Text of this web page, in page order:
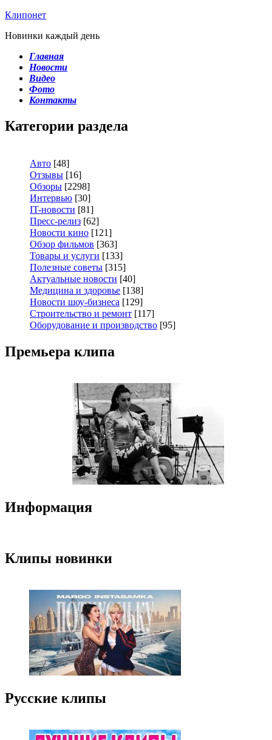
Клипонет
Новинки каждый день
Главная
Новости
Видео
Фото
Контакты
Категории раздела
Авто [48]
Отзывы [16]
Обзоры [2298]
Интервью [30]
IT-новости [81]
Пресс-релиз [62]
Новости кино [121]
Обзор фильмов [363]
Товары и услуги [133]
Полезные советы [315]
Актуальные новости [40]
Медицина и здоровье [138]
Новости шоу-бизнеса [129]
Строительство и ремонт [117]
Оборудование и производство [95]
Премьера клипа
Информация
Клипы новинки
Русские клипы